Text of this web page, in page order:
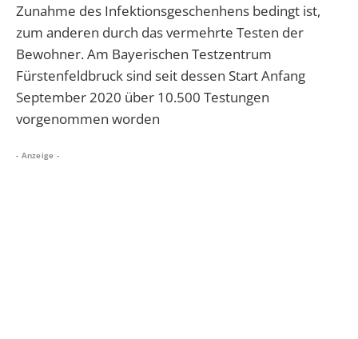
Zunahme des Infektionsgeschenhens bedingt ist,
zum anderen durch das vermehrte Testen der
Bewohner. Am Bayerischen Testzentrum
Fürstenfeldbruck sind seit dessen Start Anfang
September 2020 über 10.500 Testungen
vorgenommen worden
- Anzeige -